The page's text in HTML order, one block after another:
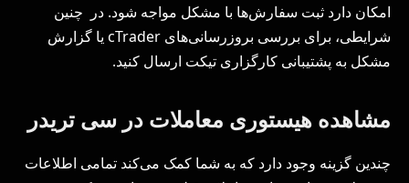
امکان دارد ثبت سفارش‌ها با مشکل مواجه شود. در چنین
شرایطی، برای بررسی بروزرسانی‌های cTrader یا گزارش
مشکل به پشتیبانی کارگزاری تیکت ارسال کنید.
مشاهده هیستوری معاملات در سی تریدر
چندین گزینه وجود دارد که به شما کمک می‌کند تمامی اطلاعات